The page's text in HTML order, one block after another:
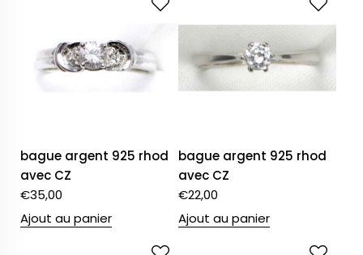
bague argent 925 rhod
avec CZ
€35,00
Ajout au panier
bague argent 925 rhod
avec CZ
€22,00
Ajout au panier